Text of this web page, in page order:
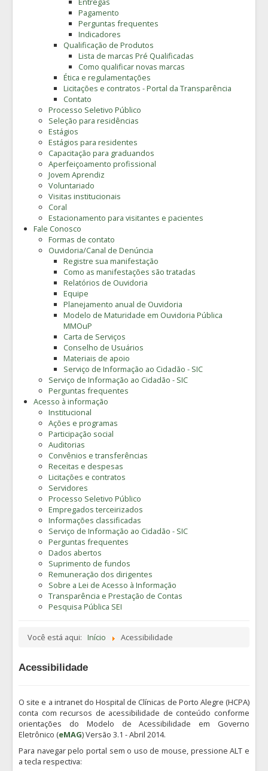
Pagamento
Perguntas frequentes
Indicadores
Qualificação de Produtos
Lista de marcas Pré Qualificadas
Como qualificar novas marcas
Ética e regulamentações
Licitações e contratos - Portal da Transparência
Contato
Processo Seletivo Público
Seleção para residências
Estágios
Estágios para residentes
Capacitação para graduandos
Aperfeiçoamento profissional
Jovem Aprendiz
Voluntariado
Visitas institucionais
Coral
Estacionamento para visitantes e pacientes
Fale Conosco
Formas de contato
Ouvidoria/Canal de Denúncia
Registre sua manifestação
Como as manifestações são tratadas
Relatórios de Ouvidoria
Equipe
Planejamento anual de Ouvidoria
Modelo de Maturidade em Ouvidoria Pública
MMOuP
Carta de Serviços
Conselho de Usuários
Materiais de apoio
Serviço de Informação ao Cidadão - SIC
Serviço de Informação ao Cidadão - SIC
Perguntas frequentes
Acesso à informação
Institucional
Ações e programas
Participação social
Auditorias
Convênios e transferências
Receitas e despesas
Licitações e contratos
Servidores
Processo Seletivo Público
Empregados terceirizados
Informações classificadas
Serviço de Informação ao Cidadão - SIC
Perguntas frequentes
Dados abertos
Suprimento de fundos
Remuneração dos dirigentes
Sobre a Lei de Acesso à Informação
Transparência e Prestação de Contas
Pesquisa Pública SEI
Você está aqui: Início Acessibilidade
Acessibilidade
O site e a intranet do Hospital de Clínicas de Porto Alegre (HCPA)
conta com recursos de acessibilidade de conteúdo conforme
orientações do Modelo de Acessibilidade em Governo
Eletrônico (eMAG) Versão 3.1 - Abril 2014.
Para navegar pelo portal sem o uso de mouse, pressione ALT e
a tecla respectiva: